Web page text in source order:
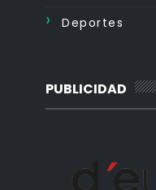
Deportes
PUBLICIDAD